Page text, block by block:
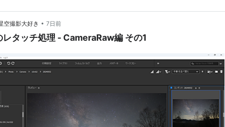
空撮影大好き • 7日前
レタッチ処理 - CameraRaw編 その1